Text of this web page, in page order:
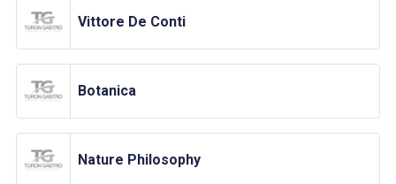
Vittore De Conti
Botanica
Nature Philosophy